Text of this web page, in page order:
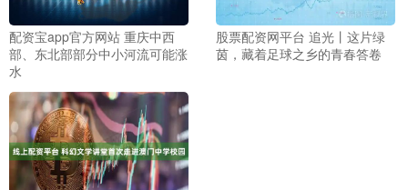
配资宝app官方网站 重庆中西
部、东北部部分中小河流可能涨
水
股票配资网平台 追光丨这片绿
茵，藏着足球之乡的青春答卷